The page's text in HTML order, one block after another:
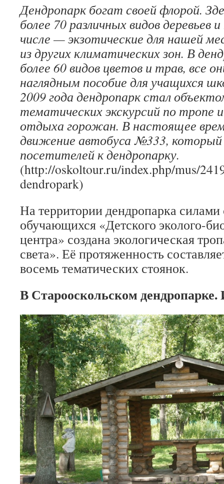
Дендропарк богат своей флорой.
более 70 различных видов деревьев
числе — экзотические для нашей
из других климатических зон. В
более 60 видов цветов и трав, все
наглядным пособие для учащихся
2009 года дендропарк стал
тематических экскурсий по
отдыха горожан. В настоящее
движение автобуса №333,
посетителей к дендропарку.
(http://oskoltour.ru/index.php/mus/
dendropark)
На территории дендропарка силами
обучающихся «Детского эколого-
центра» создана экологическая
света». Её протяженность
восемь тематических стоянок.
В Старооскольском